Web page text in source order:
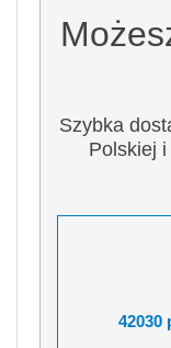
Szybka
Polskiej i
42030